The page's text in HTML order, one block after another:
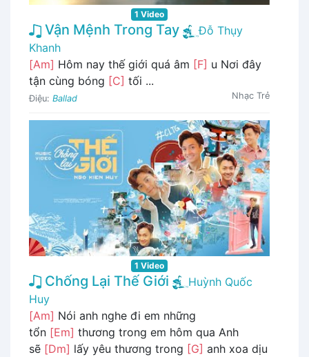
1 Video
Vận Mệnh Trong Tay
Đỗ Thụy
Khanh
[Am] Hôm nay thế giới quá âm [F] u Nơi đây
tận cùng bóng [C] tối ...
Điệu: Ballad Nhạc Trẻ
1 Video
Chống Lại Thế Giới
Huỳnh Quốc
Huy
[Am] Nói anh nghe đi em những
tổn [Em] thương trong em hôm qua Anh
sẽ [Dm] lấy yêu thương trong [G] anh xoa dịu